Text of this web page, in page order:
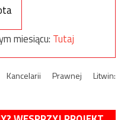
miesiącu: Tutaj
Prawnej Litwin: